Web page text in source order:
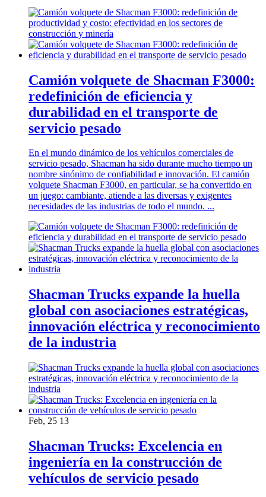
Camión volquete de Shacman F3000:
redefinición de eficiencia y
durabilidad en el transporte de
servicio pesado
En el mundo dinámico de los vehículos comerciales de
servicio pesado, Shacman ha sido durante mucho tiempo un
nombre sinónimo de confiabilidad e innovación. El camión
volquete Shacman F3000, en particular, se ha convertido en
un juego: cambiante, atiende a las diversas y exigentes
necesidades de las industrias de todo el mundo. ...
Shacman Trucks expande la huella
global con asociaciones estratégicas,
innovación eléctrica y reconocimiento
de la industria
Feb, 25 13
Shacman Trucks: Excelencia en
ingeniería en la construcción de
vehículos de servicio pesado